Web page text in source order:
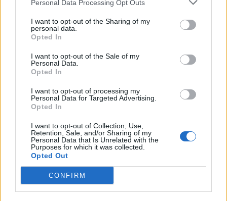
Personal Data Processing Opt Outs
I want to opt-out of the Sharing of my
personal data.
Opted In
I want to opt-out of the Sale of my
Personal Data.
Opted In
I want to opt-out of processing my
Personal Data for Targeted Advertising.
Opted In
I want to opt-out of Collection, Use,
Retention, Sale, and/or Sharing of my
Personal Data that Is Unrelated with the
Purposes for which it was collected.
Opted Out
CONFIRM
Μπιφτέκια γαλοπούλας με κουρκουμά και ψητές γλυκοπατάτες
Παγωμένο cheesecake με φράουλες και βάση από βρώμη
Λαβράκι στο φούρνο με πατάτες, ντοματίνια & μυρωδικά
Public επανατοποθετούν την αγορά κλιματιστικού σε νέα βάση:
τιμές & ευελιξία πληρωμών που δεν επιβαρύνουν τον οικογενειακό
προϋπολογισμό, υπηρεσίες χωρίς «ψιλά γράμματα» και
ολοκληρωμένες λύσεις που απαντούν στις πραγματικές ανάγκες
του σήμερα.
Σε μια περίοδο όπου η θερμοκρασία ανεβαίνει, το κόστος